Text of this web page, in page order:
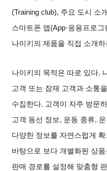
(Training club), 주요 도시 소개
스마트폰 앱(App·응용프로그
나이키의 제품을 직접 소개
나이키의 목적은 따로 있다.
고객 또는 잠재 고객과 소통
수집한다. 고객이 자주 방문
고객 동선 정보, 운동 종류,
다양한 정보를 자연스럽게
바탕으로 보다 개별화된 상
판매 경로를 설정해 맞춤형